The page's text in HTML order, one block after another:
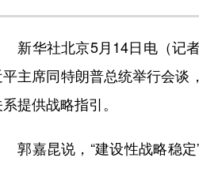
华社北京5月14日电（记者
平主席同特朗普总统举行会谈
系提供战略指引。
嘉昆说，“建设性战略稳定”